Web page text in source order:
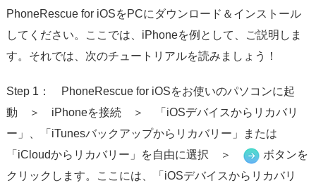
PhoneRescue for iOSをPCにダウンロード＆インストール
してください。ここでは、iPhoneを例として、ご説明しま
す。それでは、次のチュートリアルを読みましょう！
Step 1： PhoneRescue for iOSをお使いのパソコンに起
動 ＞ iPhoneを接続 ＞ 「iOSデバイスからリカバリ
ー」、「iTunesバックアップからリカバリー」または
「iCloudからリカバリー」を自由に選択 ＞
ボタンを
クリックします。ここには、「iOSデバイスからリカバリ